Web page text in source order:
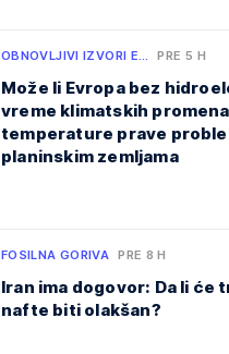
OBNOVLJIVI IZVORI E… PRE 5 H
Može li Evropa bez
vreme klimatskih
temperature prave
planinskim zemljama
FOSILNA GORIVA PRE 8 H
Iran ima dogovor: Da li će
nafte biti olakšan?